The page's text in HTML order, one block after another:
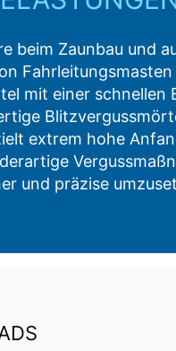
beim Zaunbau und
mit einer schnellen
extrem hohe
und präzise